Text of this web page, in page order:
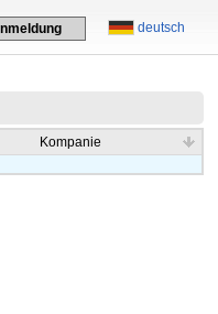
deutsch
Kompanie